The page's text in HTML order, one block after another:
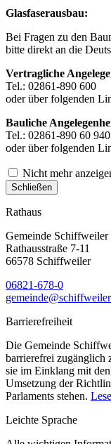
Glasfaserausbau:
Bei Fragen zu den
bitte direkt an die
Vertragliche
Tel.: 02861-890 600
oder über folgenden
Bauliche
Tel.: 02861-890 60 940
oder über folgenden
Nicht mehr
Schließen
Rathaus
Gemeinde Schiffweiler
Rathausstraße 7-11
66578 Schiffweiler
06821-678-0
Barrierefreiheit
Die Gemeinde
barrierefrei zugänglich
sie im Einklang mit
Umsetzung der
Parlaments stehen.
Leichte Sprache